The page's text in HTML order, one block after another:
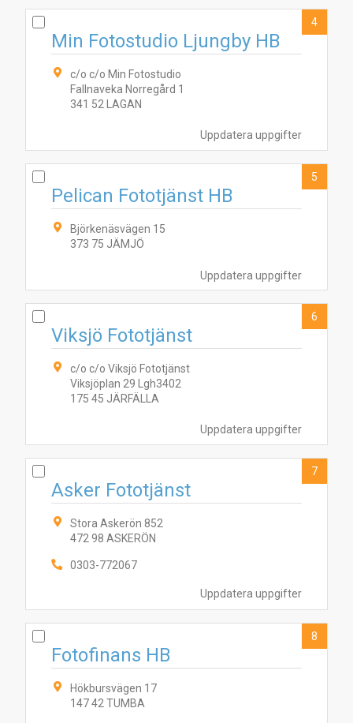
Uppdatera uppgifter
Min Fotostudio Ljungby HB
c/o c/o Min Fotostudio
Fallnaveka Norregård 1
341 52 LAGAN
4
Uppdatera uppgifter
Pelican Fototjänst HB
Björkenäsvägen 15
373 75 JÄMJÖ
5
Uppdatera uppgifter
Viksjö Fototjänst
c/o c/o Viksjö Fototjänst
Viksjöplan 29 Lgh3402
175 45 JÄRFÄLLA
6
Uppdatera uppgifter
Asker Fototjänst
Stora Askerön 852
472 98 ASKERÖN
0303-772067
7
Fotofinans HB
Hökbursvägen 17
147 42 TUMBA
8